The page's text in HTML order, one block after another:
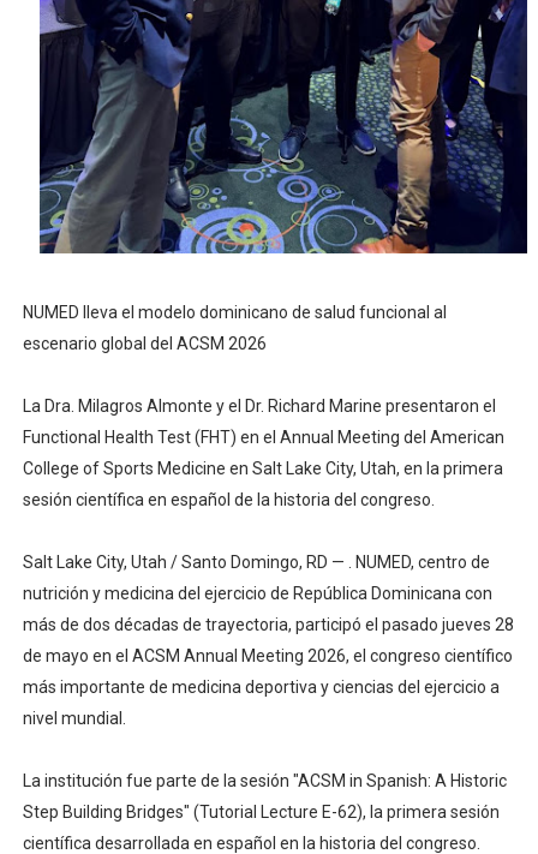
Banco Popular escala 17 posiciones en los mil
SNS y el SRSO actualizan Manual de Comunicación
Osiris de León responde a Roberto Tineo y a Yeisy
DGPCF: 55 años sembrando desarrollo y
Operativo interagencial frena delitos ambientales y
NUMED lleva el modelo dominicano de salud funcional al
escenario global del ACSM 2026
La Dra. Milagros Almonte y el Dr. Richard Marine presentaron el
Functional Health Test (FHT) en el Annual Meeting del American
College of Sports Medicine en Salt Lake City, Utah, en la primera
sesión científica en español de la historia del congreso.
Salt Lake City, Utah / Santo Domingo, RD — . NUMED, centro de
nutrición y medicina del ejercicio de República Dominicana con
más de dos décadas de trayectoria, participó el pasado jueves 28
de mayo en el ACSM Annual Meeting 2026, el congreso científico
más importante de medicina deportiva y ciencias del ejercicio a
nivel mundial.
La institución fue parte de la sesión "ACSM in Spanish: A Historic
Step Building Bridges" (Tutorial Lecture E-62), la primera sesión
científica desarrollada en español en la historia del congreso.